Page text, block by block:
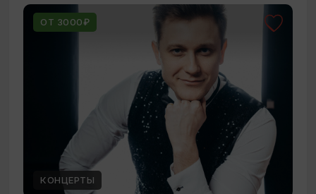
ОТ 3000₽
КОНЦЕРТЫ